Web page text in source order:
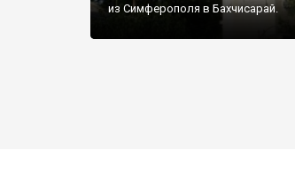
из Симферополя в Бахчисарай.